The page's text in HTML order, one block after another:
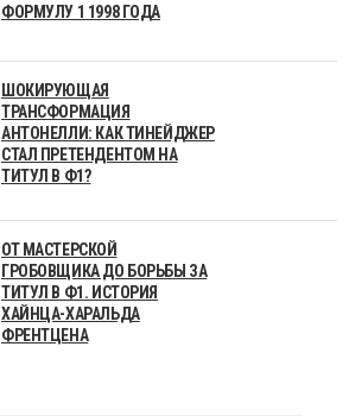
ФОРМУЛУ 1 1998 ГОДА
ШОКИРУЮЩАЯ
ТРАНСФОРМАЦИЯ
АНТОНЕЛЛИ: КАК ТИНЕЙДЖЕР
СТАЛ ПРЕТЕНДЕНТОМ НА
ТИТУЛ В Ф1?
ОТ МАСТЕРСКОЙ
ГРОБОВЩИКА ДО БОРЬБЫ ЗА
ТИТУЛ В Ф1. ИСТОРИЯ
ХАЙНЦА-ХАРАЛЬДА
ФРЕНТЦЕНА